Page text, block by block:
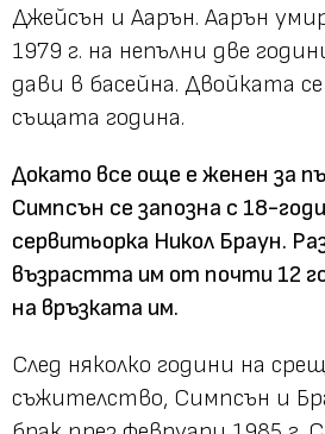
Джейсън и Аарън. Аарън
1979 г. на непълни две
дави в басейна. Двойката
същата година.
Докато все още е женен за
Симпсън се запозна с 18-
сервитьорка Никол Браун.
възрастта им от почти 12
на връзката им.
След няколко години на
съжителство, Симпсън и